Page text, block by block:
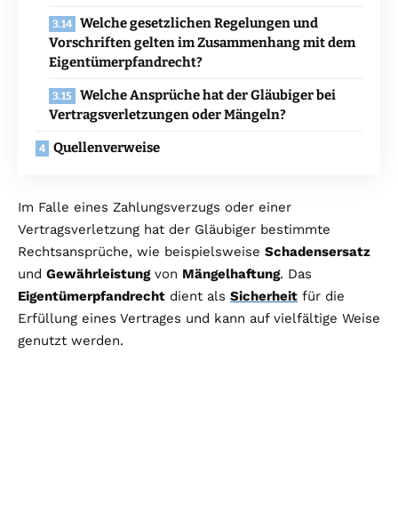
Welche gesetzlichen Regelungen und
Vorschriften gelten im Zusammenhang mit dem
Eigentümerpfandrecht?
Welche Ansprüche hat der Gläubiger bei
Vertragsverletzungen oder Mängeln?
Quellenverweise
Im Falle eines Zahlungsverzugs oder einer
Vertragsverletzung hat der Gläubiger bestimmte
Rechtsansprüche, wie beispielsweise Schadensersatz
und Gewährleistungvon Mängelhaftung. Das
Eigentümerpfandrecht dient als Sicherheit für die
Erfüllung eines Vertrages und kann auf vielfältige Weise
genutzt werden.